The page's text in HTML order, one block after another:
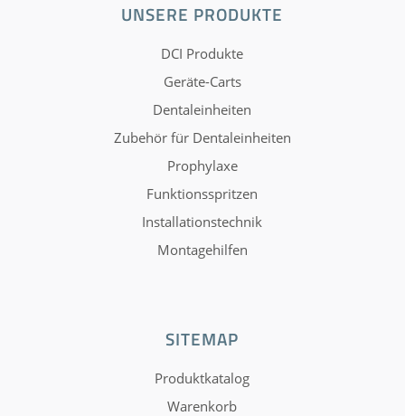
UNSERE PRODUKTE
DCI Produkte
Geräte-Carts
Dentaleinheiten
Zubehör für Dentaleinheiten
Prophylaxe
Funktionsspritzen
Installationstechnik
Montagehilfen
SITEMAP
Produktkatalog
Warenkorb